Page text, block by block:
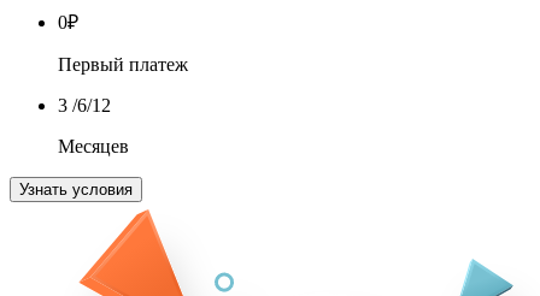
0₽
Первый платеж
3 /6/12
Месяцев
Узнать условия